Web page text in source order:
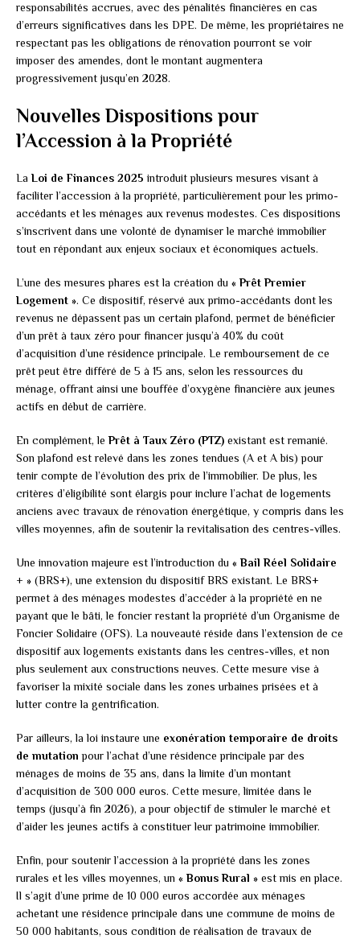
responsabilités accrues, avec des pénalités financières en cas
d’erreurs significatives dans les DPE. De même, les propriétaires ne
respectant pas les obligations de rénovation pourront se voir
imposer des amendes, dont le montant augmentera
progressivement jusqu’en 2028.
Nouvelles Dispositions pour
l’Accession à la Propriété
LaLoi de Finances 2025 introduit plusieurs mesures visant à
faciliter l’accession à la propriété, particulièrement pour les primo-
accédants et les ménages aux revenus modestes. Ces dispositions
s’inscrivent dans une volonté de dynamiser le marché immobilier
tout en répondant aux enjeux sociaux et économiques actuels.
L’une des mesures phares est la création du « Prêt Premier
Logement ». Ce dispositif, réservé aux primo-accédants dont les
revenus ne dépassent pas un certain plafond, permet de bénéficier
d’un prêt à taux zéro pour financer jusqu’à 40% du coût
d’acquisition d’une résidence principale. Le remboursement de ce
prêt peut être différé de 5 à 15 ans, selon les ressources du
ménage, offrant ainsi une bouffée d’oxygène financière aux jeunes
actifs en début de carrière.
En complément, lePrêt à Taux Zéro (PTZ) existant est remanié.
Son plafond est relevé dans les zones tendues (A et A bis) pour
tenir compte de l’évolution des prix de l’immobilier. De plus, les
critères d’éligibilité sont élargis pour inclure l’achat de logements
anciens avec travaux de rénovation énergétique, y compris dans les
villes moyennes, afin de soutenir la revitalisation des centres-villes.
Une innovation majeure est l’introduction du « Bail Réel Solidaire
+ » (BRS+), une extension du dispositif BRS existant. Le BRS+
permet à des ménages modestes d’accéder à la propriété en ne
payant que le bâti, le foncier restant la propriété d’un Organisme de
Foncier Solidaire (OFS). La nouveauté réside dans l’extension de ce
dispositif aux logements existants dans les centres-villes, et non
plus seulement aux constructions neuves. Cette mesure vise à
favoriser la mixité sociale dans les zones urbaines prisées et à
lutter contre la gentrification.
Par ailleurs, la loi instaure une exonération temporaire de droits
de mutation pour l’achat d’une résidence principale par des
ménages de moins de 35 ans, dans la limite d’un montant
d’acquisition de 300 000 euros. Cette mesure, limitée dans le
temps (jusqu’à fin 2026), a pour objectif de stimuler le marché et
d’aider les jeunes actifs à constituer leur patrimoine immobilier.
Enfin, pour soutenir l’accession à la propriété dans les zones
rurales et les villes moyennes, un « Bonus Rural » est mis en place.
Il s’agit d’une prime de 10 000 euros accordée aux ménages
achetant une résidence principale dans une commune de moins de
50 000 habitants, sous condition de réalisation de travaux de